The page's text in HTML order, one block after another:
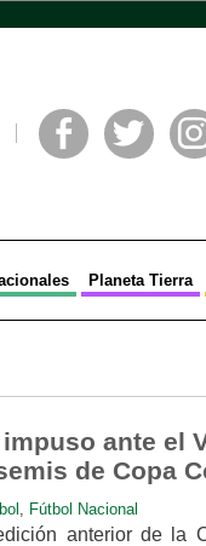
Planeta Tierra
ante el
de Copa
, Fútbol Nacional
anterior de la